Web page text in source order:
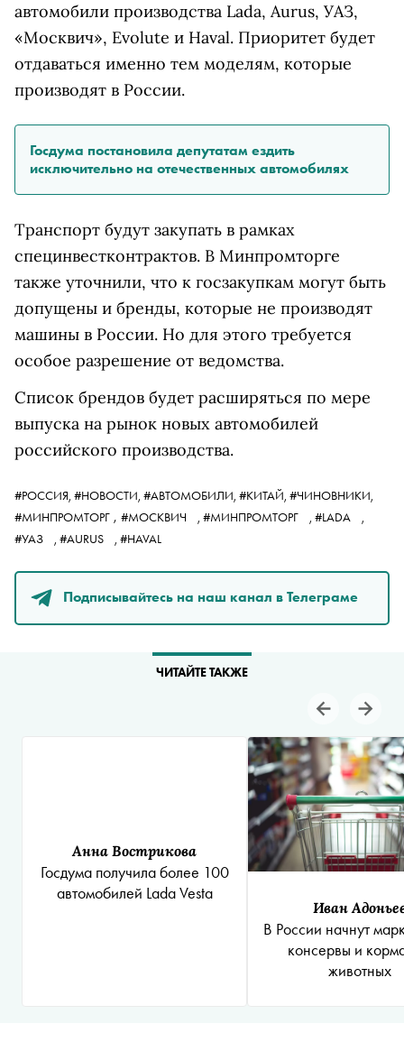
автомобили производства Lada, Aurus, УАЗ,
«Москвич», Evolute и Haval. Приоритет будет
отдаваться именно тем моделям, которые
производят в России.
Госдума постановила депутатам ездить
исключительно на отечественных автомобилях
Транспорт будут закупать в рамках
специнвестконтрактов. В Минпромторге
также уточнили, что к госзакупкам могут быть
допущены и бренды, которые не производят
машины в России. Но для этого требуется
особое разрешение от ведомства.
Список брендов будет расширяться по мере
выпуска на рынок новых автомобилей
российского производства.
#РОССИЯ, #НОВОСТИ, #АВТОМОБИЛИ, #КИТАЙ, #ЧИНОВНИКИ,
#МИНПРОМТОРГ , #МОСКВИЧ , #МИНПРОМТОРГ , #LADA
,
#УАЗ
, #AURUS , #HAVAL
Подписывайтесь на наш канал в Телеграме
ЧИТАЙТЕ ТАКЖЕ
Анна Вострикова
Госдума получила более 100
автомобилей Lada Vesta
Иван
В России начнут
консервы и
животных